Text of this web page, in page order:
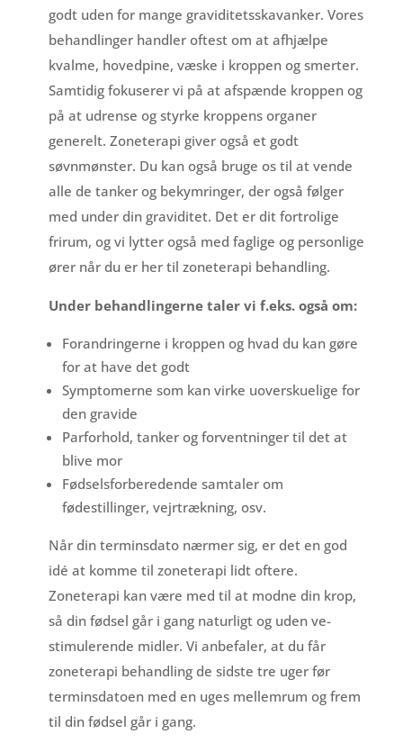
godt uden for mange graviditetsskavanker. Vores
behandlinger handler oftest om at afhjælpe
kvalme, hovedpine, væske i kroppen og smerter.
Samtidig fokuserer vi på at afspænde kroppen og
på at udrense og styrke kroppens organer
generelt. Zoneterapi giver også et godt
søvnmønster. Du kan også bruge os til at vende
alle de tanker og bekymringer, der også følger
med under din graviditet. Det er dit fortrolige
frirum, og vi lytter også med faglige og personlige
ører når du er her til zoneterapi behandling.
Under behandlingerne taler vi f.eks. også om:
Forandringerne i kroppen og hvad du kan gøre
for at have det godt
Symptomerne som kan virke uoverskuelige for
den gravide
Parforhold, tanker og forventninger til det at
blive mor
Fødselsforberedende samtaler om
fødestillinger, vejrtrækning, osv.
Når din terminsdato nærmer sig, er det en god
idé at komme til zoneterapi lidt oftere.
Zoneterapi kan være med til at modne din krop,
så din fødsel går i gang naturligt og uden ve-
stimulerende midler. Vi anbefaler, at du får
zoneterapi behandling de sidste tre uger før
terminsdatoen med en uges mellemrum og frem
til din fødsel går i gang.